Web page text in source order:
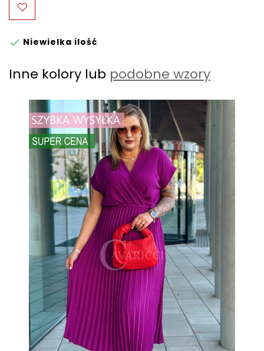
 Niewielka ilość
Inne kolory lub podobne wzory